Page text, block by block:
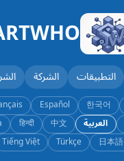
التطبيقات الشركة
한국어
Español
العربية 中文
हिन्दी
日本語
Türkçe
Tiếng Việt